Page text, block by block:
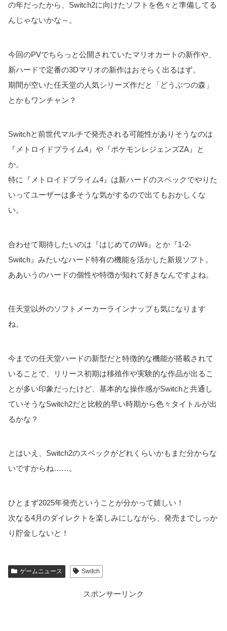
の年だったから、Switch2に向けたソフトを色々と準備してる
んじゃないかな～。
今回のPVでちらっと公開されていたマリオカートの新作や、
新ハードで定番の3Dマリオの新作はおそらく出るはず。
期間が空いた任天堂の人気シリーズ作だと「どうぶつの森」
とかもワンチャン？
Switchと前世代マルチで発売される可能性がありそうなのは
『メトロイドプライム4』や『ポケモンレジェンズZA』と
か。
特に『メトロイドプライム4』は新ハードのスペックでやりた
いってユーザーは多そうな気がするので出てもおかしくな
い。
合わせて期待したいのは『はじめてのWii』とか『1-2-
Switch』みたいなハード特有の機能を活かした新規ソフト。
ああいうのハードの個性や特徴が知れて好きなんですよね。
任天堂以外のソフトメーカーラインナップも気になります
ね。
今までの任天堂ハードの新型だと特徴的な機能が搭載されて
いることで、リリース初期は移殖作や実験的な作品が出るこ
とが多い印象だったけど、基本的な操作感がSwitchと共通し
ていそうなSwitch2だと比較的早い時期から色々タイトルが出
るかな？
とはいえ、Switch2のスペックがどれくらいかもまだ分からな
いですからね……。
ひとまず2025年発売ということが分かって嬉しい！
次なる4月のダイレクトを楽しみにしながら、発売までしっか
り貯金しないと！
ゲームニュース Switch
スポンサーリンク